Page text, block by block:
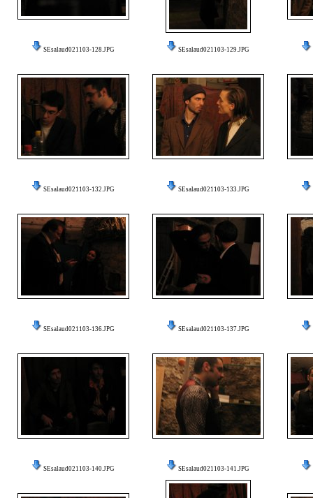
SEsalaud021103-128.JPG SEsalaud021103-129.JPG
SEsalaud021103-132.JPG SEsalaud021103-133.JPG
SEsalaud021103-136.JPG SEsalaud021103-137.JPG
SEsalaud021103-140.JPG SEsalaud021103-141.JPG